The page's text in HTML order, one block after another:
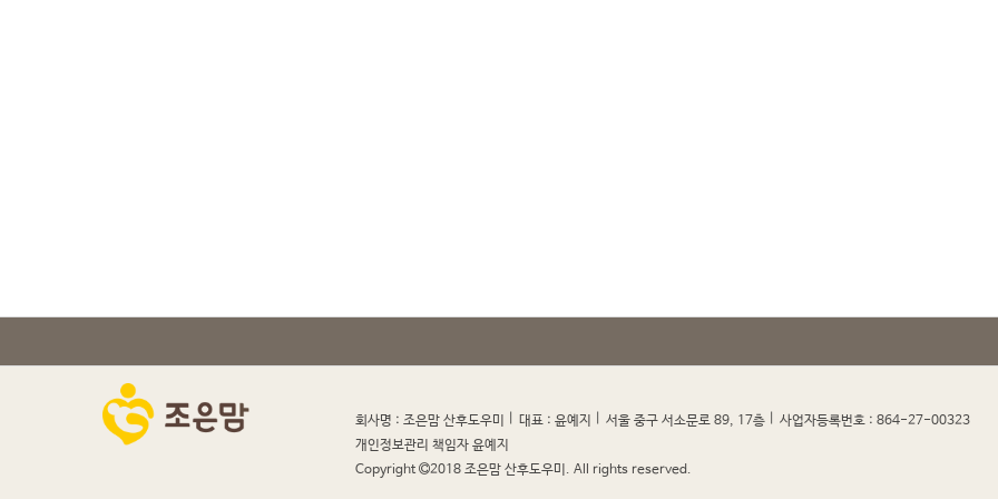
회사명 : 조은맘 산후도우미 대표 : 윤예지 서울 중구 서소문로 89, 17층 사업자등록번호 : 864-27-00323
개인정보관리 책임자 윤예지
Copyright
2018 조은맘 산후도우미. All rights reserved.